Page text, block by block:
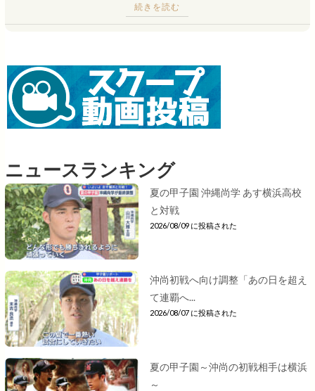
続きを読む
ニュースランキング
夏の甲子園 沖縄尚学 あす横浜高校
と対戦
2026/08/09 に投稿された
沖尚初戦へ向け調整「あの日を超え
て連覇へ...
2026/08/07 に投稿された
夏の甲子園～沖尚の初戦相手は横浜
～